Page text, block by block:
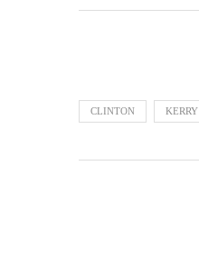
CLINTON KERRY